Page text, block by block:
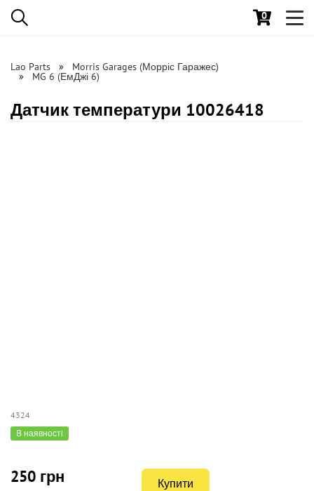
0
Lao Parts Morris Garages (Морріс Гаражес)
MG 6 (ЕмДжі 6)
Датчик температури 10026418
4324
В наявності
250 грн Купити